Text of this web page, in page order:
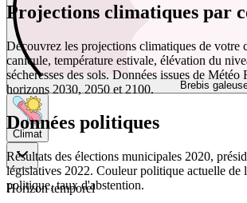
Brebis
Climat
Horizon temporel
Projections climatiques par
Découvrez les projections climatiques de votre
canicule, température estivale, élévation du
sécheresses des sols. Données issues de
horizons 2030, 2050 et 2100.
Données politiques
Résultats des élections municipales 2020,
législatives 2022. Couleur politique actuelle de
politique, taux d'abstention.